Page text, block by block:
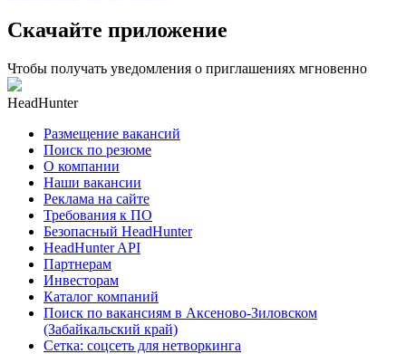
Скачайте приложение
Чтобы получать уведомления о приглашениях мгновенно
HeadHunter
Размещение вакансий
Поиск по резюме
О компании
Наши вакансии
Реклама на сайте
Требования к ПО
Безопасный HeadHunter
HeadHunter API
Партнерам
Инвесторам
Каталог компаний
Поиск по вакансиям в Аксеново-Зиловском
(Забайкальский край)
Сетка: соцсеть для нетворкинга